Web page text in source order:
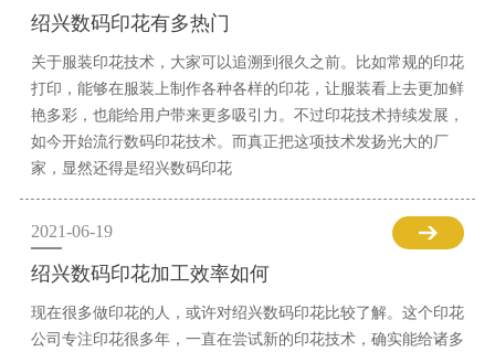
绍兴数码印花有多热门
关于服装印花技术，大家可以追溯到很久之前。比如常规的印花
打印，能够在服装上制作各种各样的印花，让服装看上去更加鲜
艳多彩，也能给用户带来更多吸引力。不过印花技术持续发展，
如今开始流行数码印花技术。而真正把这项技术发扬光大的厂
家，显然还得是绍兴数码印花
2021-06-19
绍兴数码印花加工效率如何
现在很多做印花的人，或许对绍兴数码印花比较了解。这个印花
公司专注印花很多年，一直在尝试新的印花技术，确实能给诸多